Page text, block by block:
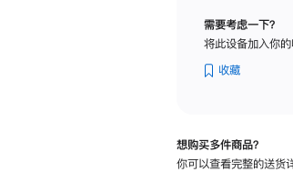
需要考虑一下？
将此设备加入你的
收藏
想购买多件商品？
你可以查看完整的送货